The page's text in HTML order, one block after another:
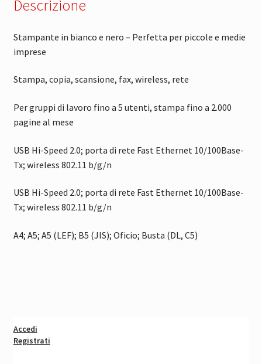
Descrizione
Stampante in bianco e nero – Perfetta per piccole e medie
imprese
Stampa, copia, scansione, fax, wireless, rete
Per gruppi di lavoro fino a 5 utenti, stampa fino a 2.000
pagine al mese
USB Hi-Speed 2.0; porta di rete Fast Ethernet 10/100Base-
Tx; wireless 802.11 b/g/n
USB Hi-Speed 2.0; porta di rete Fast Ethernet 10/100Base-
Tx; wireless 802.11 b/g/n
A4; A5; A5 (LEF); B5 (JIS); Oficio; Busta (DL, C5)
Accedi
Registrati